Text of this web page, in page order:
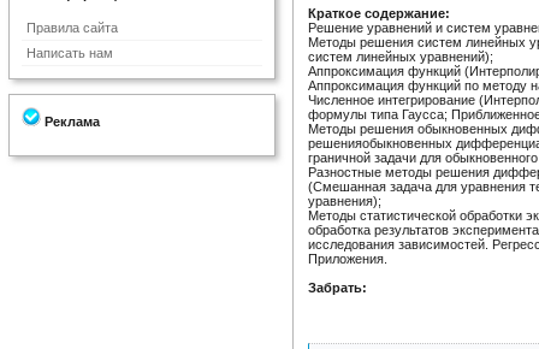
Правила сайта
Написать нам
Реклама
Краткое содержание:
Решение уравнений и систем
Методы решения систем линейных
систем линейных уравнений);
Аппроксимация функций
Аппроксимация функций по методу
Численное интегрирование
формулы типа Гаусса;
Методы решения обыкновенных
решенияобыкновенных
граничной задачи для
Разностные методы решения
(Смешанная задача для уравнения
уравнения);
Методы статистической обработки
обработка результатов
исследования зависимостей.
Приложения.
Забрать: